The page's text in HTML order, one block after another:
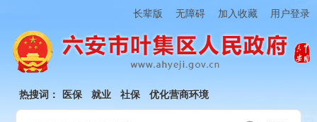
长辈版 无障碍 加入收藏 用户登录
热搜词： 医保 就业 社保 优化营商环境